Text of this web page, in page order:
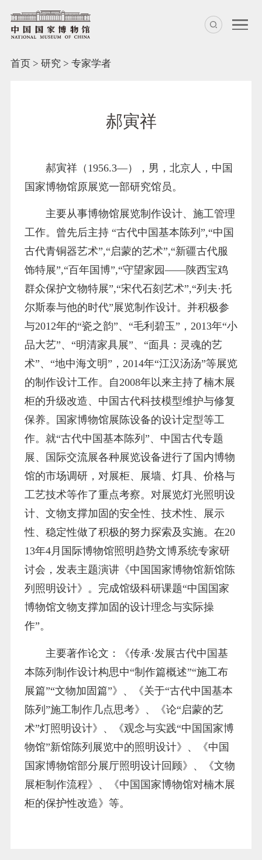
首页> 研究 > 专家学者
郝寅祥
郝寅祥（1956.3—），男，北京人，中国
国家博物馆原展览一部研究馆员。
主要从事博物馆展览制作设计、施工管理
工作。曾先后主持 “古代中国基本陈列”,“中国
古代青铜器艺术”,“启蒙的艺术”,“新疆古代服
饰特展”,“百年国博”,“守望家园——陕西宝鸡
群众保护文物特展”,“宋代石刻艺术”,“列夫·托
尔斯泰与他的时代”展览制作设计。并积极参
与2012年的“瓷之韵”、“毛利碧玉”，2013年“小
品大艺”、“明清家具展”、“面具：灵魂的艺
术”、“地中海文明”，2014年“江汉汤汤”等展览
的制作设计工作。自2008年以来主持了楠木展
柜的升级改造、中国古代科技模型维护与修复
保养。国家博物馆展陈设备的设计定型等工
作。就“古代中国基本陈列”、中国古代专题
展、国际交流展各种展览设备进行了国内博物
馆的市场调研，对展柜、展墙、灯具、价格与
工艺技术等作了重点考察。对展览灯光照明设
计、文物支撑加固的安全性、技术性、展示
性、稳定性做了积极的努力探索及实施。在20
13年4月国际博物馆照明趋势文博系统专家研
讨会，发表主题演讲《中国国家博物馆新馆陈
列照明设计》。完成馆级科研课题“中国国家
博物馆文物支撑加固的设计理念与实际操
作”。
主要著作论文：《传承·发展古代中国基
本陈列制作设计构思中“制作篇概述”“施工布
展篇”“文物加固篇”》、《关于“古代中国基本
陈列”施工制作几点思考》、《论“启蒙的艺
术”灯照明设计》、《观念与实践“中国国家博
物馆”新馆陈列展览中的照明设计》、《中国
国家博物馆部分展厅照明设计回顾》、《文物
展柜制作流程》、《中国国家博物馆对楠木展
柜的保护性改造》等。